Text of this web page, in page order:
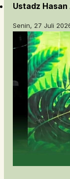
Ustadz
Senin, 27 Juli